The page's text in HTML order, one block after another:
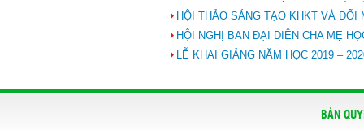
HỘI THẢO SÁNG TẠO KHKT VÀ ĐỔI
HỘI NGHỊ BAN ĐẠI DIỆN CHA MẸ
LỄ KHAI GIẢNG NĂM HỌC 2019 –
BẢN